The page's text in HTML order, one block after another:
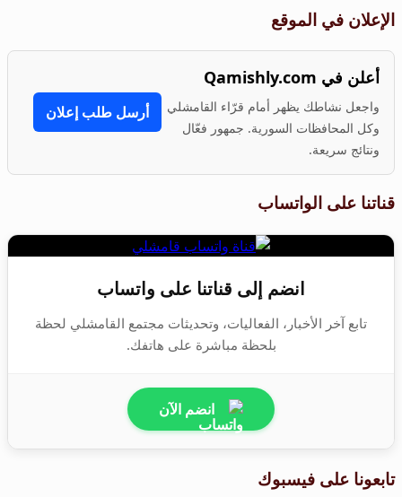
الإعلان في الموقع
أعلن في Qamishly.com
واجعل نشاطك يظهر أمام قرّاء القامشلي
وكل المحافظات السورية. جمهور فعّال
ونتائج سريعة.
أرسل طلب إعلان
قناتنا على الواتساب
انضم إلى قناتنا على واتساب
تابع آخر الأخبار، الفعاليات، وتحديثات مجتمع القامشلي لحظة
بلحظة مباشرة على هاتفك.
انضم الآن
تابعونا على فيسبوك